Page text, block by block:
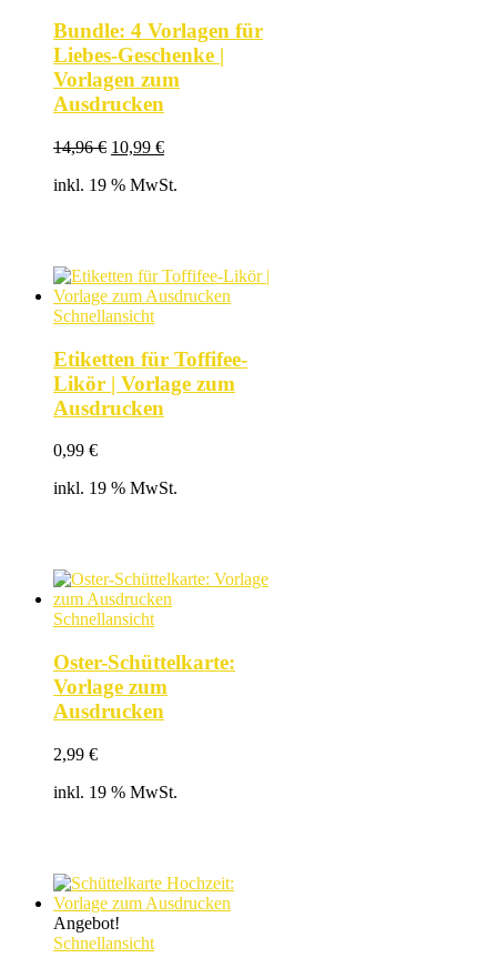
Bundle: 4 Vorlagen für
Liebes-Geschenke |
Vorlagen zum
Ausdrucken
14,96€ Ursprünglicher
war:
10,99 €Aktueller
ist:
inkl. 19 % MwSt.
Schnellansicht
Etiketten für Toffifee-
Likör | Vorlage zum
Ausdrucken
0,99 €
inkl. 19 % MwSt.
Schnellansicht
Oster-Schüttelkarte:
Vorlage zum
Ausdrucken
2,99 €
inkl. 19 % MwSt.
Angebot!
Schnellansicht